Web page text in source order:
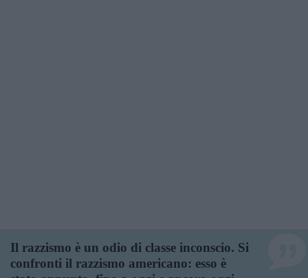
Il razzismo è un odio di classe inconscio. Si
confronti il razzismo americano: esso è